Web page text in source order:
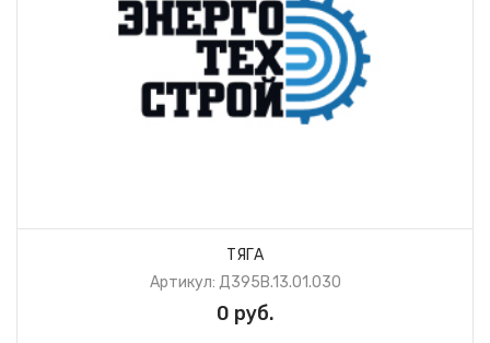
ТЯГА
Артикул: Д395В.13.01.030
0 руб.